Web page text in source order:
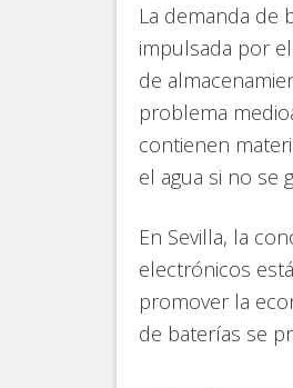
La demanda de
impulsada por
de
problema
contienen
el agua si no se
En Sevilla, la
electrónicos
promover la
de baterías se